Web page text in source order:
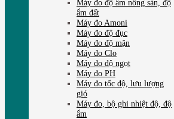
Máy đo độ ẩm nông sản, độ
ẩm đất
Máy đo Amoni
Máy đo độ đục
Máy đo độ mặn
Máy đo Clo
Máy đo độ ngọt
Máy đo PH
Máy đo tốc độ, lưu lượng
gió
Máy đo, bộ ghi nhiệt độ, độ
ẩm